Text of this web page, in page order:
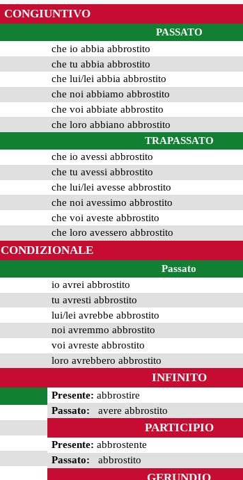
CONGIUNTIVO
PASSATO
che io abbia abbrostito
che tu abbia abbrostito
che lui/lei abbia abbrostito
che noi abbiamo abbrostito
che voi abbiate abbrostito
che loro abbiano abbrostito
TRAPASSATO
che io avessi abbrostito
che tu avessi abbrostito
che lui/lei avesse abbrostito
che noi avessimo abbrostito
che voi aveste abbrostito
che loro avessero abbrostito
CONDIZIONALE
Passato
io avrei abbrostito
tu avresti abbrostito
lui/lei avrebbe abbrostito
noi avremmo abbrostito
voi avreste abbrostito
loro avrebbero abbrostito
INFINITO
Presente: abbrostire
Passato: avere abbrostito
PARTICIPIO
Presente: abbrostente
Passato: abbrostito
GERUNDIO